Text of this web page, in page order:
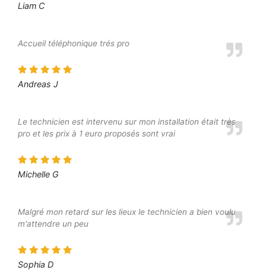
Liam C
Accueil téléphonique trés pro
Andreas J
Le technicien est intervenu sur mon installation était très
pro et les prix à 1 euro proposés sont vrai
Michelle G
Malgré mon retard sur les lieux le technicien a bien voulu
m'attendre un peu
Sophia D